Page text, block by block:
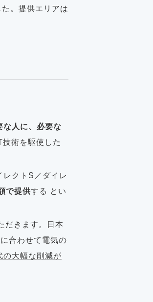
。提供エリアは
な人に、必要な
術を駆使した
クトS／ダイレ
で提供する とい
だきます。日本
合わせて電気の
の大幅な削減が